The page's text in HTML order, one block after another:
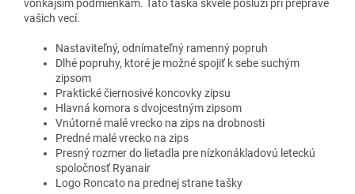
vonkajším podmienkam. Táto taška skvele poslúži pri preprave
vašich vecí.
Nastaviteľný, odnímateľný ramenný popruh
Dlhé popruhy, ktoré je možné spojiť k sebe suchým
zipsom
Praktické čiernosivé koncovky zipsu
Hlavná komora s dvojcestným zipsom
Vnútorné malé vrecko na zips na drobnosti
Predné malé vrecko na zips
Presný rozmer do lietadla pre nízkonákladovú leteckú
spoločnosť Ryanair
Logo Roncato na prednej strane tašky